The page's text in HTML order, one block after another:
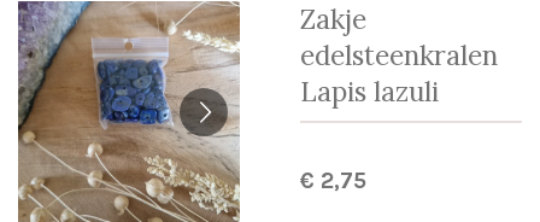
Zakje
edelsteenkralen
Lapis lazuli
€ 2,75